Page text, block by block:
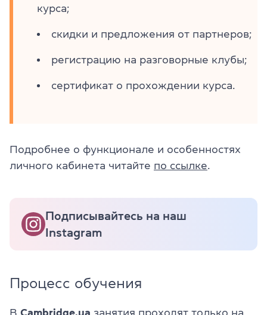
курса;
скидки и предложения от партнеров;
регистрацию на разговорные клубы;
сертификат о прохождении курса.
Подробнее о функционале и особенностях
личного кабинета читайте по ссылке.
Подписывайтесь на наш
Instagram
Процесс обучения
В Cambridge.ua занятия проходят только на